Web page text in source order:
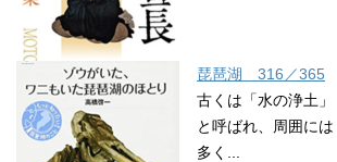
琵琶湖 316／365
古くは「水の浄土」
と呼ばれ、周囲には
多く...